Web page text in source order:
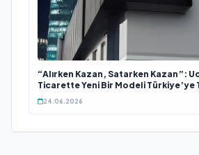
“Alırken Kazan, Satarken Kazan”:
Ticarette Yeni Bir Modeli Türkiye’ye
24.06.2026